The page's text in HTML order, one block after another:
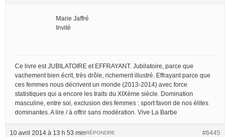
Marie Jaffré
Invité
Ce livre est JUBILATOIRE et EFFRAYANT. Jubilatoire, parce que
vachement bien écrit, très drôle, richement illustré. Effrayant parce que
ces femmes nous décrivent un monde (2013-2014) avec force
statistiques qui a encore les traits du XIXème siècle. Domination
masculine, entre soi, exclusion des femmes : sport favori de nos élites
dominantes. A lire / à offrir sans modération. Vive La Barbe
10 avril 2014 à 13 h 53 min #6445
RÉPONDRE